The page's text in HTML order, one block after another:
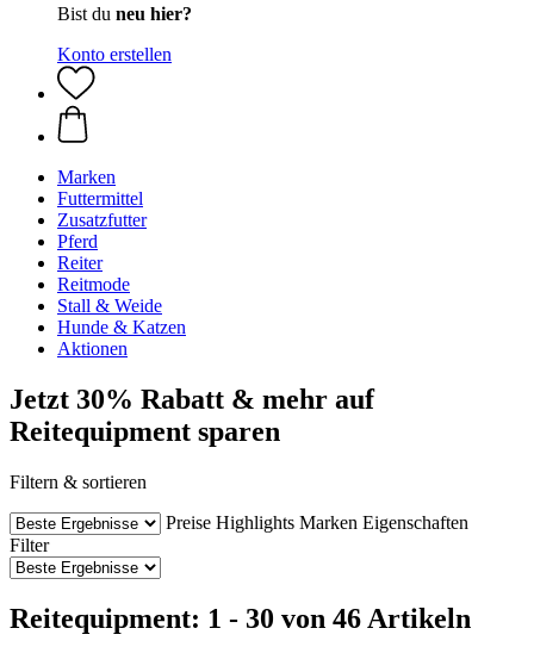
Bist du neu hier?
Konto erstellen
Marken
Futtermittel
Zusatzfutter
Pferd
Reiter
Reitmode
Stall & Weide
Hunde & Katzen
Aktionen
Jetzt 30% Rabatt & mehr auf
Reitequipment sparen
Filtern & sortieren
Preise Highlights Marken Eigenschaften
Filter
Reitequipment: 1 - 30 von 46 Artikeln